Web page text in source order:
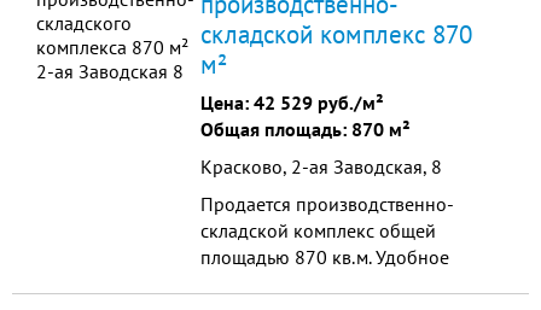
...
складской комплекс 870
м²
Цена: 42 529 руб./м²
Общая площадь: 870 м²
Красково, 2-ая Заводская, 8
Продается производственно-
складской комплекс общей
площадью 870 кв.м. Удобное